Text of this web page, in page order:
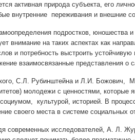
активная природа субъекта, его
внутренние переживания и внешние
подростков, юношества
внимание на таких аспектах как
и потребность выстроить
взаимосвязанные представления
С.Л. Рубинштейна и Л.И. Божович,
молодежи с ценностями, которые
культурой, историей. В
своего места в системе социальных
современных исследователей, А. Л.